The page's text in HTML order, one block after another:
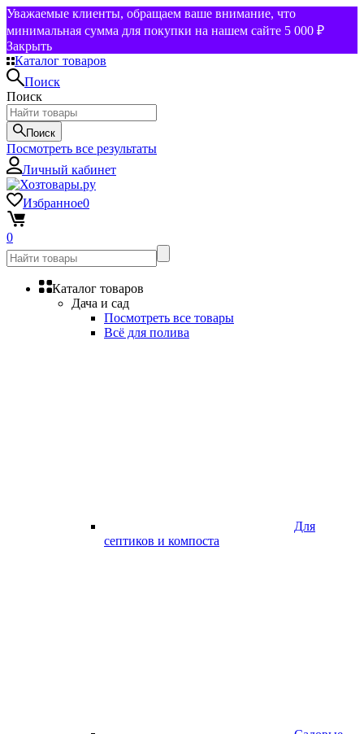
Уважаемые клиенты, обращаем ваше внимание, что
минимальная сумма для покупки на нашем сайте 5 000 ₽
Закрыть
Каталог товаров
Поиск
Поиск
Поиск
Посмотреть все результаты
Личный кабинет
Избранное0
0
Каталог товаров
Дача и сад
Посмотреть все товары
Всё для полива
Для
септиков и компоста